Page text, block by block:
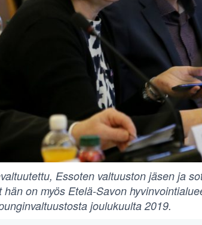
Essoten valtuuston jäsen ja
on myös Etelä-Savon
joulukuulta 2019.